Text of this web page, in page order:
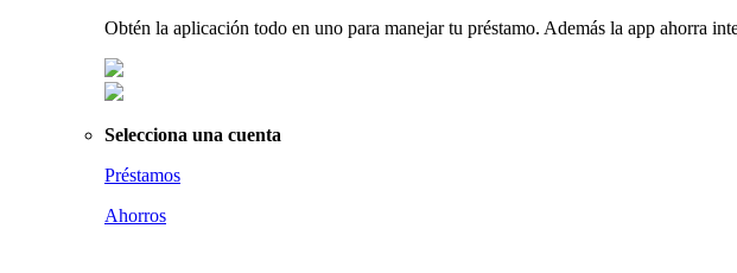
Obtén la aplicación todo en uno para manejar tu préstamo. Además la app ahorra
Selecciona una cuenta
Préstamos
Ahorros